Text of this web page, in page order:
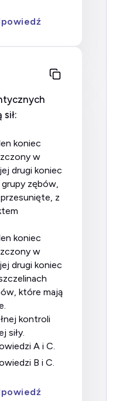
w
drugi koniec
zębów,
z
w
drugi koniec
które mają
siły.
A i C.
B i C.